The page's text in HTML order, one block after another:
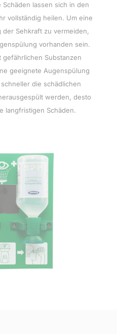
lassen sich in den
vollständig heilen. Um eine
Sehkraft zu vermeiden,
vorhanden sein.
Substanzen
geeignete Augenspülung
die schädlichen
werden, desto
langfristigen Schäden.